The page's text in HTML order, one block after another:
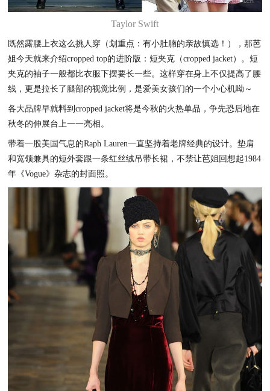
Taylor Swift
既然露腰上衣这么挑人穿（划重点：有小肚腩的亲故慎选！），那芭
姐今天就来介绍cropped top的进阶版：短夹克（cropped jacket）。短
夹克的袖子一般都比衣服下摆要长一些。这样穿在身上不仅提高了腰
线，更是拉长了腿部的视觉比例，是爱美女孩们的一个小心机呦～
各大品牌早就料到cropped jacket将是今秋的火热单品，争先恐后地在
秋冬的伸展台上一一亮相。
带着一股美国气息的Raph Lauren一直坚持着老牌经典的设计。垫肩
和宽领兼具的短外套跟一条红丝绒吊带长裙，不禁让芭姐回想起1984
年《Vogue》杂志的封面照。